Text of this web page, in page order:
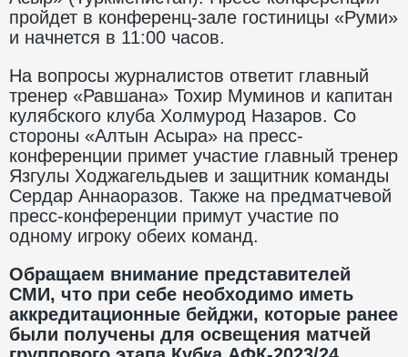
пройдет в конференц-зале гостиницы «Руми»
и начнется в 11:00 часов.
На вопросы журналистов ответит главный
тренер «Равшана» Тохир Муминов и капитан
кулябского клуба Холмурод Назаров. Со
стороны «Алтын Асыра» на пресс-
конференции примет участие главный тренер
Язгулы Ходжагельдыев и защитник команды
Сердар Аннаоразов. Также на предматчевой
пресс-конференции примут участие по
одному игроку обеих команд.
Обращаем внимание представителей
СМИ, что при себе необходимо иметь
аккредитационные бейджи, которые ранее
были получены для освещения матчей